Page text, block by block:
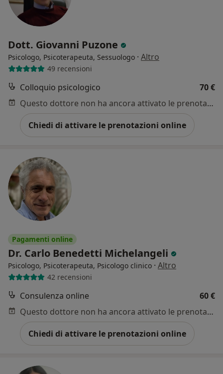
Dott. Giovanni Puzone
Psicologo, Psicoterapeuta, Sessuologo · Altro
49 recensioni
Colloquio psicologico
70 €
Questo dottore non ha ancora attivato le prenotazioni online presso questo indirizzo.
Chiedi di attivare le prenotazioni online
Pagamenti online
Dr. Carlo Benedetti Michelangeli
Psicologo, Psicoterapeuta, Psicologo clinico · Altro
42 recensioni
Consulenza online
60 €
Questo dottore non ha ancora attivato le prenotazioni online presso questo indirizzo.
Chiedi di attivare le prenotazioni online